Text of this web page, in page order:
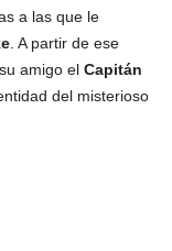
a las que le
. A partir de ese
amigo el Capitán
del misterioso